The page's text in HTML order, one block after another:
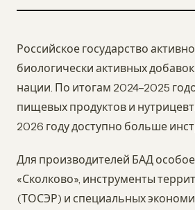
Российское государство
биологически активных
нации. По итогам 2024–2025
пищевых продуктов и
2026 году доступно больше
Для производителей БАД
«Сколково», инструменты
(ТОСЭР) и специальных